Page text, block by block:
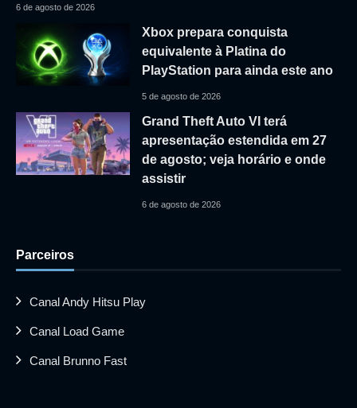
6 de agosto de 2026
Xbox prepara conquista
equivalente à Platina do
PlayStation para ainda este ano
5 de agosto de 2026
Grand Theft Auto VI terá
apresentação estendida em 27
de agosto; veja horário e onde
assistir
6 de agosto de 2026
Parceiros
Canal Andy Hitsu Play
Canal Load Game
Canal Brunno Fast